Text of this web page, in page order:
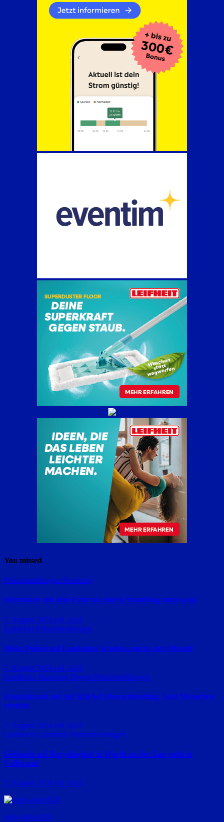
You missed
Polizeimeldungen Straubing
Betrunken mit dem Fahrrad durch Straubing unterwegs
7. August 2026 red_ra24
Landshut Polizeimeldungen
Mehr Polizei auf Landshuts Straßen und in der Altstadt
7. August 2026 red_ra24
Landkreis Straubing-Bogen Polizeimeldungen
Frontalcrash auf der B20 bei Oberschneiding: Acht Menschen
verletzt
7. August 2026 red_ra24
Landkreis Landshut Polizeimeldungen
Gebäude auf Recyclinghof in Wörth an der Isar steht in
Vollbrand
7. August 2026 red_ra24
regio-aktuell24